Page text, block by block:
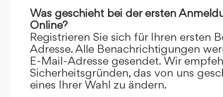
Was geschieht bei der ersten
Online?
Registrieren Sie sich für Ihren ersten
Adresse. Alle Benachrichtigungen
E-Mail-Adresse gesendet. Wir
Sicherheitsgründen, das von uns
eines Ihrer Wahl zu ändern.